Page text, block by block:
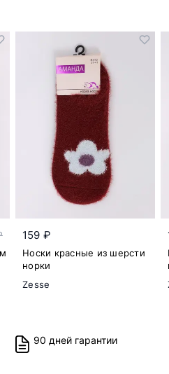
159 ₽
Носки красные из шерсти
норки
Zesse
90 дней гарантии